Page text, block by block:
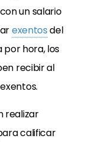
con un salario
exentosdel
por hora, los
recibir al
realizar
calificar